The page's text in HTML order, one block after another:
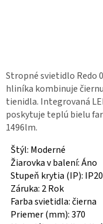
Stropné svietidlo Redo
hliníka kombinuje
tienidla. Integrovaná
poskytuje teplú bielu
1496lm.
Štýl: Moderné
Žiarovka v balení: Áno
Stupeň krytia (IP): IP20
Záruka: 2 Rok
Farba svietidla: čierna
Priemer (mm): 370